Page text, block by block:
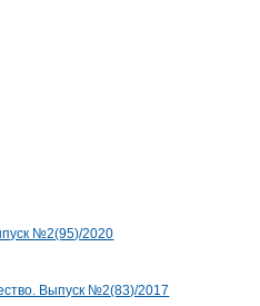
№2(95)/2020
Выпуск №2(83)/2017